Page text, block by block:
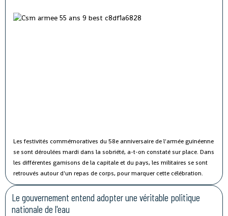
Les festivités commémoratives du 58e anniversaire de l'armée guinéenne
se sont déroulées mardi dans la sobriété, a-t-on constaté sur place. Dans
les différentes garnisons de la capitale et du pays, les militaires se sont
retrouvés autour d'un repas de corps, pour marquer cette célébration.
Le gouvernement entend adopter une véritable politique
nationale de l'eau